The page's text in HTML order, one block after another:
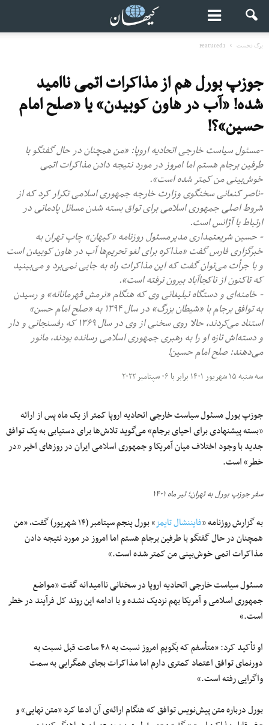
برگ نخست Featured1
جوزپ بورل هم از مذاکرات اتمی ناامید
شده! «آب در هاون کوبیدن» یا «صلح امام
حسین»؟!
-مسئول سیاست خارجی اتحادیه اروپا: «من همچنان در حال گفتگو با
طرفین برجام هستم اما امروز در مورد نتیجه دادن مذاکرات اتمی
خوش‌بینی من کمتر شده است».
-ناصر کنعانی سخنگوی وزارت خارجه جمهوری اسلامی تکرار کرد که از
شروط اصلی جمهوری اسلامی برای تواق بسته شدن مسائل پادمانی در
ارتباط با آژانس است.
- حسین شریعتمداری مدیرمسئول روزنامه «کیهان» چاپ تهران به
خبرگزاری فارس گفت «مذاکره برای لغو تحریم‌ها آب در ‌هاون کوبیدن است
و با جرأت می‌توان گفت که این مذاکرات راه به جایی نمی‌برد و می‌بینید
که تاکنون از ناکجاآباد بیرون نرفته است».
- خامنه‌ای و دستگاه تبلیغاتی وی که هنگام «نرمش قهرمانانه» و رسیدن
به توافق برجام با «شیطان بزرگ» در سال ۱۳۹۴ به «صلح امام حسن»
استناد می‌کردند، حالا روی سخنی از وی در سال ۱۳۶۹ که رفسنجانی و دار
و دسته‌اش تازه او را به رهبری جمهوری اسلامی رسانده بودند، مانور
می‌دهند: صلح امام حسین!
سه شنبه ۱۵ شهریور ۱۴۰۱ برابر با ۰۶ سپتامبر ۲۰۲۲
جوزپ بورل مسئول سیاست خارجی اتحادیه اروپا کمتر از یک ماه پس از ارائه
«بسته پیشنهادی برای احیای برجام» می‌گوید تلاش‌ها برای دستیابی به یک توافق
جدید با وجود اختلاف میان آمریکا و جمهوری اسلامی ایران در روزهای اخیر «در
خطر» است.
سفر جوزپ بورل به تهران؛ تیر ماه ۱۴۰۱
به گزارش روزنامه «فایننشال تایمز
» بورل پنجم سپتامبر (۱۴ شهریور) گفت، «من
همچنان در حال گفتگو با طرفین برجام هستم اما امروز در مورد نتیجه دادن
مذاکرات اتمی خوش‌بینی من کمتر شده است.»
مسئول سیاست خارجی اتحادیه اروپا در سخنانی ناامیدانه گفت «مواضع
جمهوری اسلامی و آمریکا بهم نزدیک نشده و با ادامه این روند کل فرآیند در خطر
است.»
او تأکید کرد: «متأسفم که بگویم امروز نسبت به ۴۸ ساعت قبل نسبت به
دورنمای توافق اعتماد کمتری دارم اما مذاکرات بجای همگرایی به سمت
واگرایی رفته است.»
بورل درباره متن پیش‌نویس توافق که هنگام ارائه‌ی آن ادعا کرد «متن نهایی» و